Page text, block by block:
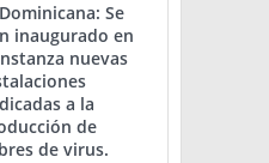
Se
inaugurado en
nuevas
a la
de
de virus.